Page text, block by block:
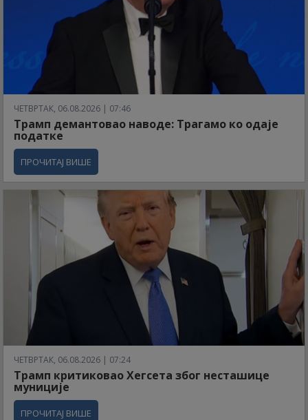
ЧЕТВРТАК, 06.08.2026 | 07:46
Трамп демантовао наводе: Трагамо ко одаје
податке
ПРОЧИТАЈ ВИШЕ
ЧЕТВРТАК, 06.08.2026 | 07:24
Трамп критиковао Хегсета због несташице
муниције
ПРОЧИТАЈ ВИШЕ